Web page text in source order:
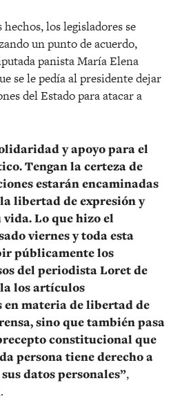
los legisladores se
un punto de acuerdo,
panista María Elena
se le pedía al presidente dejar
del Estado para atacar a
y apoyo para el
Tengan la certeza de
estarán encaminadas
libertad de expresión y
Lo que hizo el
viernes y toda esta
públicamente los
del periodista Loret de
los artículos
materia de libertad de
sino que también pasa
constitucional que
persona tiene derecho a
datos personales”,